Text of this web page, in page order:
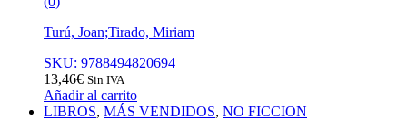
Turú, Joan;Tirado, Miriam
SKU: 9788494820694
13,46€ Sin IVA
Añadir al carrito
LIBROS, MÁS VENDIDOS, NO FICCION